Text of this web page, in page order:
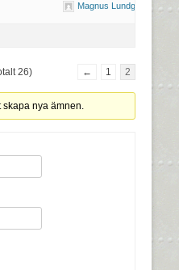
Magnus Lundgren
26) ← 1 2
skapa nya ämnen.